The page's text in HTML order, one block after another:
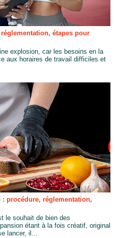
étapes pour
explosion, car les besoins en la
aux horaires de travail difficiles et
procédure, réglementation,
le souhait de bien des
étant à la fois créatif, original
lancer, il...